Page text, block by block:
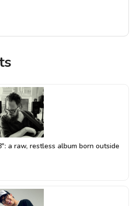
a raw, restless album born outside